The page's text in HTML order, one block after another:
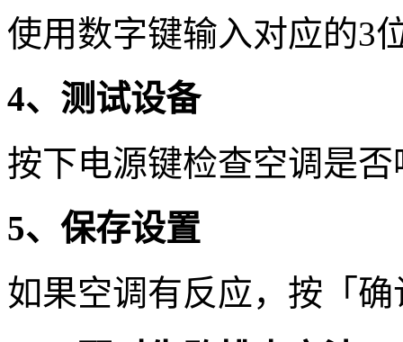
使用数字键输入对应的3
4、测试设备
按下电源键检查空调是否
5、保存设置
如果空调有反应，按「